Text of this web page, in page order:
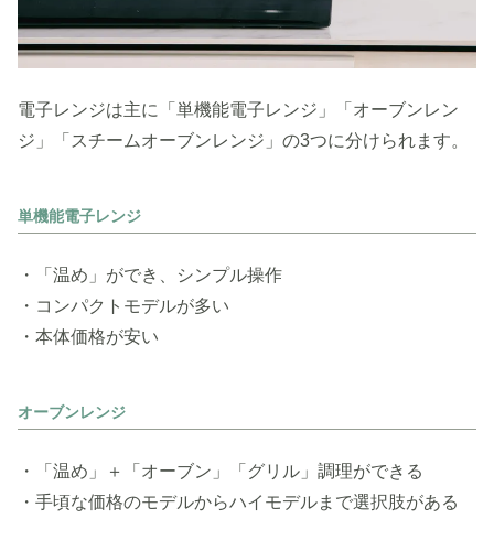
電子レンジは主に「単機能電子レンジ」「オーブンレン
ジ」「スチームオーブンレンジ」の3つに分けられます。
単機能電子レンジ
・「温め」ができ、シンプル操作
・コンパクトモデルが多い
・本体価格が安い
オーブンレンジ
・「温め」＋「オーブン」「グリル」調理ができる
・手頃な価格のモデルからハイモデルまで選択肢がある